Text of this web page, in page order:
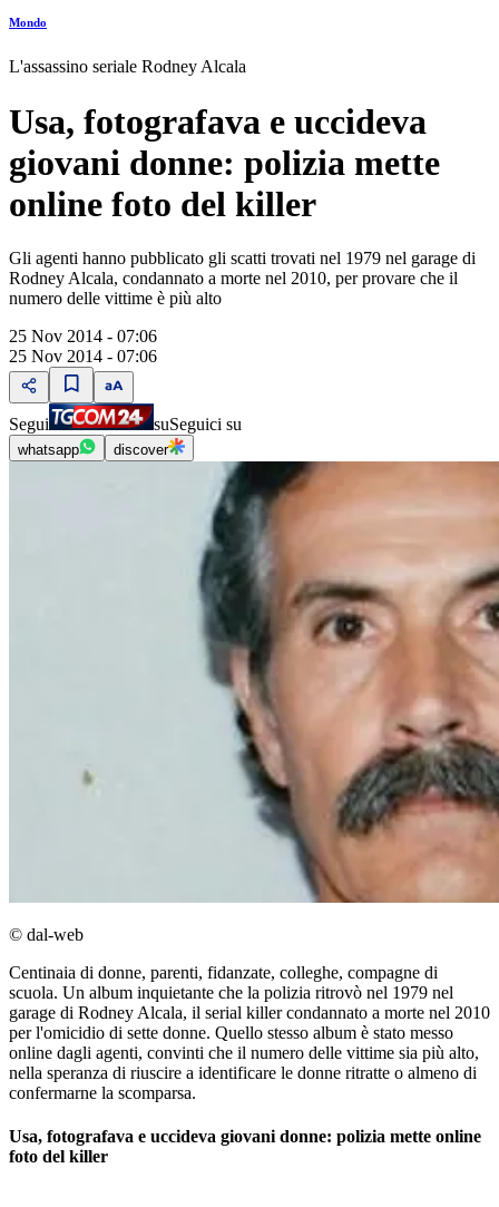
Mondo
L'assassino seriale Rodney Alcala
Usa, fotografava e uccideva
giovani donne: polizia mette
online foto del killer
Gli agenti hanno pubblicato gli scatti trovati nel 1979 nel garage di
Rodney Alcala, condannato a morte nel 2010, per provare che il
numero delle vittime è più alto
25 Nov 2014 - 07:06
25 Nov 2014 - 07:06
Segui suSeguici su
whatsapp discover
© dal-web
Centinaia di donne, parenti, fidanzate, colleghe, compagne di
scuola. Un album inquietante che la polizia ritrovò nel 1979 nel
garage di Rodney Alcala, il serial killer condannato a morte nel 2010
per l'omicidio di sette donne. Quello stesso album è stato messo
online dagli agenti, convinti che il numero delle vittime sia più alto,
nella speranza di riuscire a identificare le donne ritratte o almeno di
confermarne la scomparsa.
Usa, fotografava e uccideva giovani donne: polizia mette online
foto del killer